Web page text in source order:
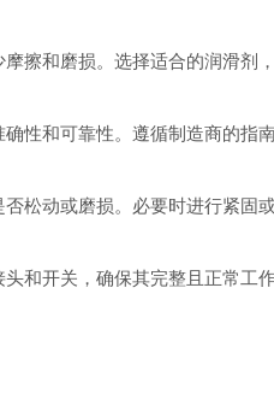
和磨损。选择适合的润滑剂，
和可靠性。遵循制造商的指南
动或磨损。必要时进行紧固或
开关，确保其完整且正常工作